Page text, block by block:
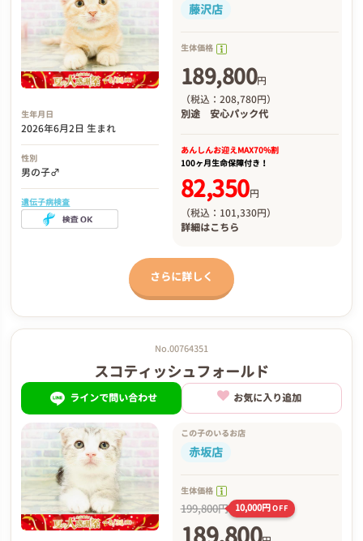
生年月日
2026年6月2日 生まれ
性別
男の子♂
遺伝子病検査
藤沢店
生体価格
189,800円
（税込：208,780円）
別途 安心パック代
あんしんお迎えMAX70%割
100ヶ月生命保障付き！
82,350円
（税込：101,330円）
詳細はこちら
さらに詳しく
No.00764351
スコティッシュフォールド
ラインで問い合わせ お気に入り追加
この子のいるお店
赤坂店
生体価格
199,800円 10,000円OFF